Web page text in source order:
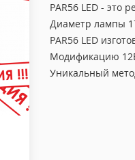
PAR56 LED - это
Диаметр лампы
PAR56 LED
Модификацию
Уникальный